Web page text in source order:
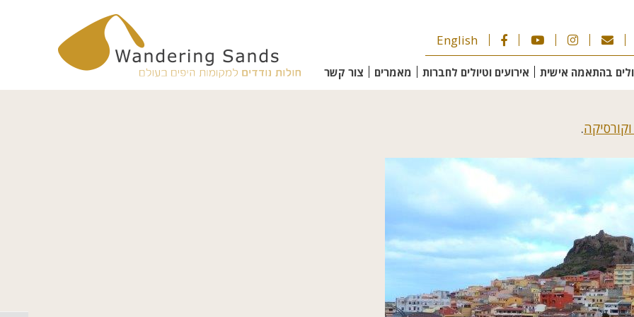
English
בהתאמה אישית אירועים וטיולים לחברות מאמרים צור קשר
.